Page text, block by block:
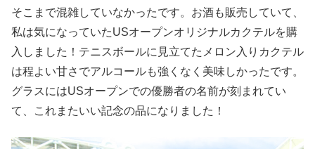
そこまで混雑していなかったです。お酒も販売していて、
私は気になっていたUSオープンオリジナルカクテルを購
入しました！テニスボールに見立てたメロン入りカクテル
は程よい甘さでアルコールも強くなく美味しかったです。
グラスにはUSオープンでの優勝者の名前が刻まれてい
て、これまたいい記念の品になりました！